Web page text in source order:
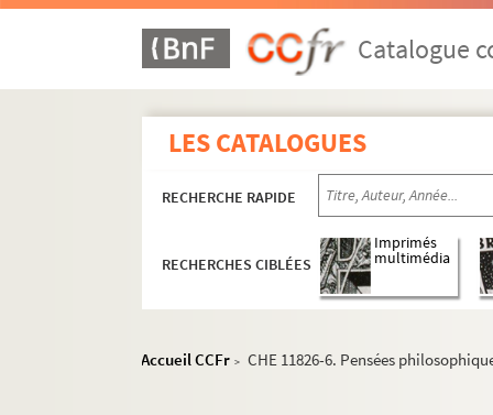
Catalogue
LES CATALOGUES
RECHERCHE RAPIDE
RECHERCHES CIBLÉES
Imprimés
multimédia
Accueil CCFr > CHE 11826-6. Pensées